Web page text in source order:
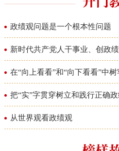
政绩观问题是一个根本性问题
新时代共产党人干事业、创政
在“向上看看”和“向下看看”中
把“实”字贯穿树立和践行正确
从世界观看政绩观